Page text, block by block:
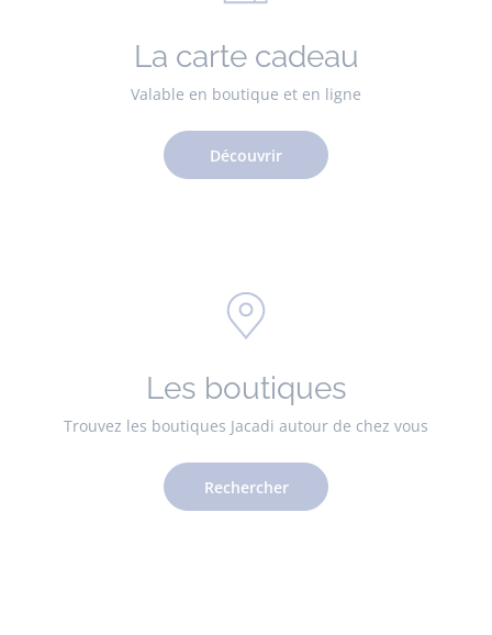
La carte cadeau
Valable en boutique et en ligne
Découvrir
Les boutiques
Trouvez les boutiques Jacadi autour de chez vous
Rechercher